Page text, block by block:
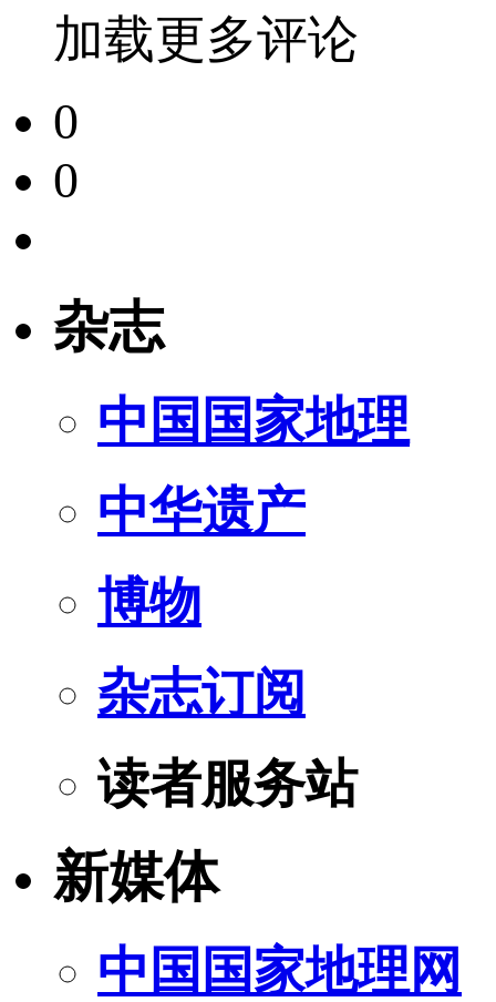
加载更多评论
0
0
杂志
中国国家地理
中华遗产
博物
杂志订阅
读者服务站
新媒体
中国国家地理网